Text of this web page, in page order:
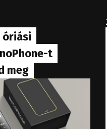
óriási
t
meg